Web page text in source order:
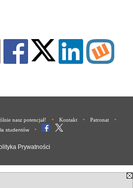
nasz potencjał! • Kontakt • Patronat •
studentów •
Prywatności